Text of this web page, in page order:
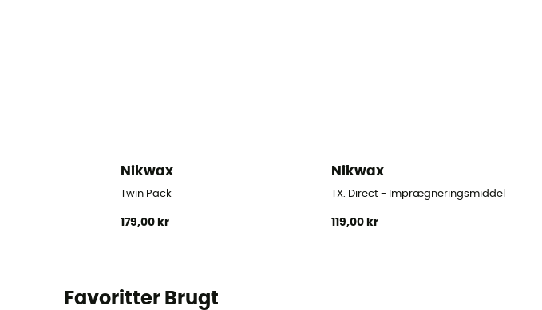
Nikwax
Twin Pack
179,00 kr
Nikwax
TX. Direct - Imprægneringsmiddel
119,00 kr
Favoritter Brugt